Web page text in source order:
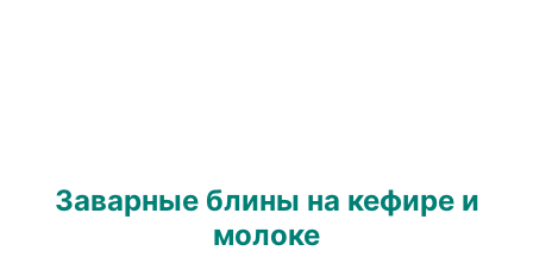
Заварные блины на кефире и
молоке